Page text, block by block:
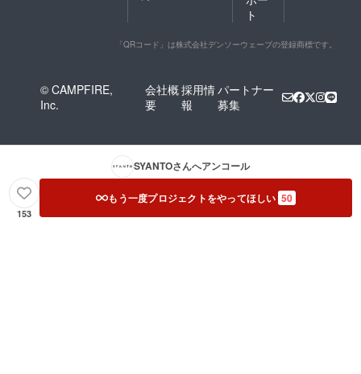
ト
「QRコード」は株式会社デンソーウェーブの登録商標です。
© CAMPFIRE,
Inc.
会社概
要
採用情
報
パートナー
募集
SYANTOさんへアンコール
153
もう一度プロジェクトをやってほしい 50